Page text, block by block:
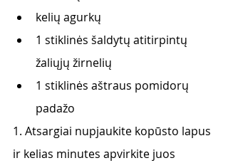
kelių agurkų
1 stiklinės šaldytų atitirpintų
žaliųjų žirnelių
1 stiklinės aštraus pomidorų
padažo
1. Atsargiai nupjaukite kopūsto lapus
ir kelias minutes apvirkite juos